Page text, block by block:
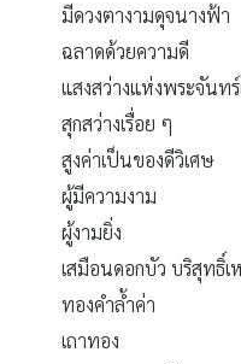
มีดวงตางามดุจนางฟ้า
ฉลาดด้วยความดี
แสงสว่างแห่งพระจันท
สุกสว่างเรื่อย ๆ
สูงค่าเป็นของดีวิเศษ
ผู้มีความงาม
ผู้งามยิ่ง
เสมือนดอกบัว บริสุทธิ์
ทองคำล้ำค่า
เถาทอง